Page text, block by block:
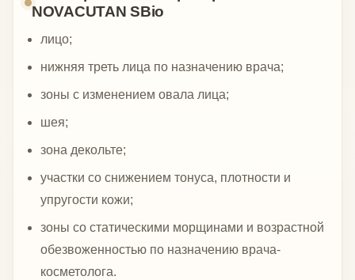
NOVACUTAN SBio
лицо;
нижняя треть лица по назначению врача;
зоны с изменением овала лица;
шея;
зона декольте;
участки со снижением тонуса, плотности и
упругости кожи;
зоны со статическими морщинами и возрастной
обезвоженностью по назначению врача-
косметолога.